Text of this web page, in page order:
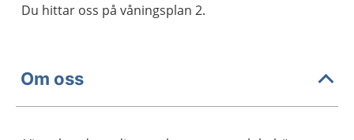
Du hittar oss på våningsplan 2.
Om oss